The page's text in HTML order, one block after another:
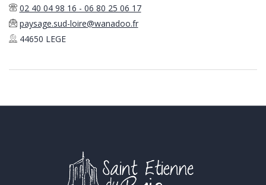
02 40 04 98 16 - 06 80 25 06 17
paysage.sud-loire@wanadoo.fr
44650 LEGE